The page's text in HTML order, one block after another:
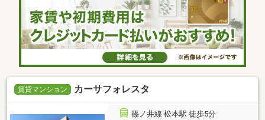
賃貸マンション カーサフォレスタ
篠ノ井線 松本駅 徒歩5分